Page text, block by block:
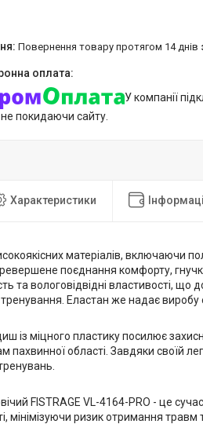
повернення товару протягом 14 днів
У компанії
покидаючи сайту.
Характеристики
матеріалів, включаючи
поєднання комфорту,
та вологовідвідні властивості, що
Еластан же надає виробу
із міцного пластику посилює
пахвинної області. Завдяки своїй
FISTRAGE VL-4164-PRO - це
мінімізуючи ризик отримання